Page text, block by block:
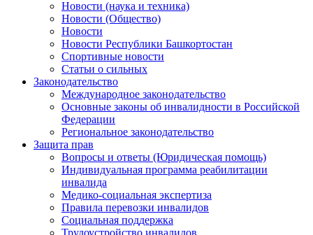
Новости (наука и техника)
Новости (Общество)
Новости
Новости Республики Башкортостан
Спортивные новости
Статьи о сильных
Законодательство
Международное законодательство
Основные законы об инвалидности в Российской
Федерации
Региональное законодательство
Защита прав
Вопросы и ответы (Юридическая помощь)
Индивидуальная программа реабилитации
инвалида
Медико-социальная экспертиза
Правила перевозки инвалидов
Социальная поддержка
Трудоустройство инвалидов